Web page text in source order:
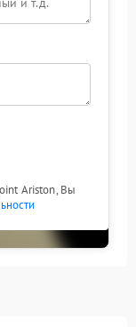
Ariston, Вы